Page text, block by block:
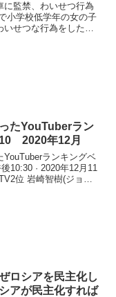
監禁、わいせつ行為
小学校低学年の女の子
いせつな行為をしたな
たYouTuberラン
2020年12月
YouTuberランキングベ
10:30 · 2020年12月11
位 岩崎智樹(ジョン
ロシアを民主化し
アが民主化すれば